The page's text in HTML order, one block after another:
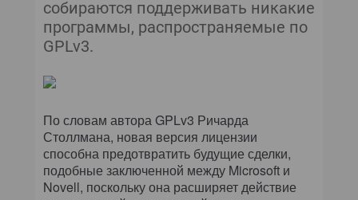
собираются поддерживать никакие
программы, распространяемые по
GPLv3.
По словам автора GPLv3 Ричарда
Столлмана, новая версия лицензии
способна предотвратить будущие сделки,
подобные заключенной между Microsoft и
Novell, поскольку она расширяет действие